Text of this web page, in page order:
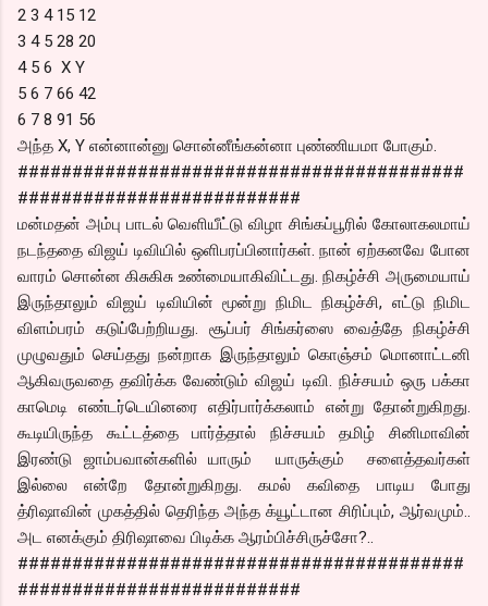
2 3 4 15 12
3 4 5 28 20
4 5 6 X Y
5 6 7 66 42
6 7 8 91 56
அந்த X, Y என்னான்னு சொன்னீங்கன்னா புண்ணியமா போகும்.
#########################################
##########################
மன்மதன் அம்பு பாடல் வெளியீட்டு விழா சிங்கப்பூரில் கோலாகலமாய்
நடந்ததை விஜய் டிவியில் ஒளிபரப்பினார்கள். நான் ஏற்கனவே போன
வாரம் சொன்ன கிசுகிசு உண்மையாகிவிட்டது. நிகழ்ச்சி அருமையாய்
இருந்தாலும் விஜய் டிவியின் மூன்று நிமிட நிகழ்ச்சி, எட்டு நிமிட
விளம்பரம் கடுப்பேற்றியது. சூப்பர் சிங்கர்ஸை வைத்தே நிகழ்ச்சி
முழுவதும் செய்தது நன்றாக இருந்தாலும் கொஞ்சம் மொனாட்டனி
ஆகிவருவதை தவிர்க்க வேண்டும் விஜய் டிவி. நிச்சயம் ஒரு பக்கா
காமெடி எண்டர்டெயினரை எதிர்பார்க்கலாம் என்று தோன்றுகிறது.
கூடியிருந்த கூட்டத்தை பார்த்தால் நிச்சயம் தமிழ் சினிமாவின்
இரண்டு ஜாம்பவான்களில் யாரும் யாருக்கும் சளைத்தவர்கள்
இல்லை என்றே தோன்றுகிறது. கமல் கவிதை பாடிய போது
த்ரிஷாவின் முகத்தில் தெரிந்த அந்த க்யூட்டான சிரிப்பும், ஆர்வமும்..
அட எனக்கும் திரிஷாவை பிடிக்க ஆரம்பிச்சிருச்சோ?..
#########################################
##########################